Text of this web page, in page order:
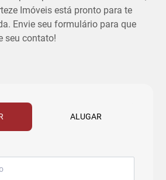
Imóveis está pronto para te
Envie seu formulário para que
seu contato!
ALUGAR